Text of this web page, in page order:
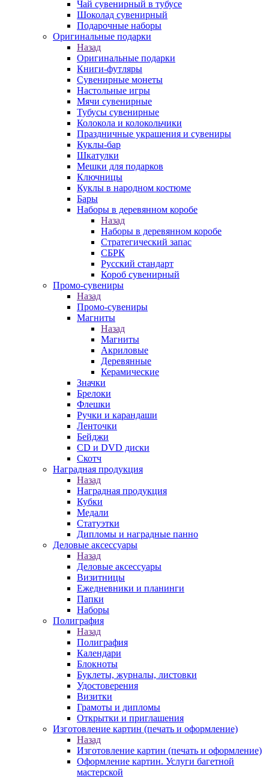
Чай сувенирный в тубусе
Шоколад сувенирный
Подарочные наборы
Оригинальные подарки
Назад
Оригинальные подарки
Книги-футляры
Сувенирные монеты
Настольные игры
Мячи сувенирные
Тубусы сувенирные
Колокола и колокольчики
Праздничные украшения и сувениры
Куклы-бар
Шкатулки
Мешки для подарков
Ключницы
Куклы в народном костюме
Бары
Наборы в деревянном коробе
Назад
Наборы в деревянном коробе
Стратегический запас
СБРК
Русский стандарт
Короб сувенирный
Промо-сувениры
Назад
Промо-сувениры
Магниты
Назад
Магниты
Акриловые
Деревянные
Керамические
Значки
Брелоки
Флешки
Ручки и карандаши
Ленточки
Бейджи
CD и DVD диски
Скотч
Наградная продукция
Назад
Наградная продукция
Кубки
Медали
Статуэтки
Дипломы и наградные панно
Деловые аксессуары
Назад
Деловые аксессуары
Визитницы
Ежедневники и планинги
Папки
Наборы
Полиграфия
Назад
Полиграфия
Календари
Блокноты
Буклеты, журналы, листовки
Удостоверения
Визитки
Грамоты и дипломы
Открытки и приглашения
Изготовление картин (печать и оформление)
Назад
Изготовление картин (печать и оформление)
Оформление картин. Услуги багетной
мастерской